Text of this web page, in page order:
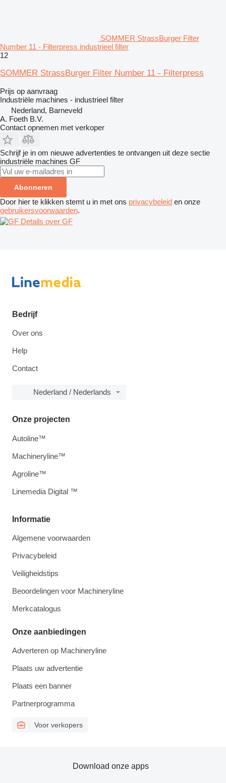
SOMMER StrassBurger Filter
Number 11 - Filterpress industrieel filter
12
SOMMER StrassBurger Filter Number 11 - Filterpress
Prijs op aanvraag
Industriële machines - industrieel filter
Nederland, Barneveld
A. Foeth B.V.
Contact opnemen met verkoper
Schrijf je in om nieuwe advertenties te ontvangen uit deze sectie
industriële machines GF
Abonneren
Door hier te klikken stemt u in met ons privacybeleid en onze
gebruikersvoorwaarden.
Details over GF
Bedrijf
Over ons
Help
Contact
Nederland / Nederlands
Informatie
Algemene voorwaarden
Privacybeleid
Veiligheidstips
Beoordelingen voor Machineryline
Merkcatalogus
Onze aanbiedingen
Adverteren op Machineryline
Plaats uw advertentie
Plaats een banner
Partnerprogramma
Voor verkopers
Onze projecten
Autoline™
Machineryline™
Agroline™
Linemedia Digital ™
Download onze apps